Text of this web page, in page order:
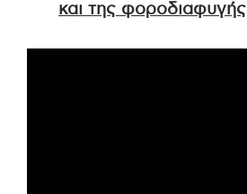
και της φοροδιαφυγής